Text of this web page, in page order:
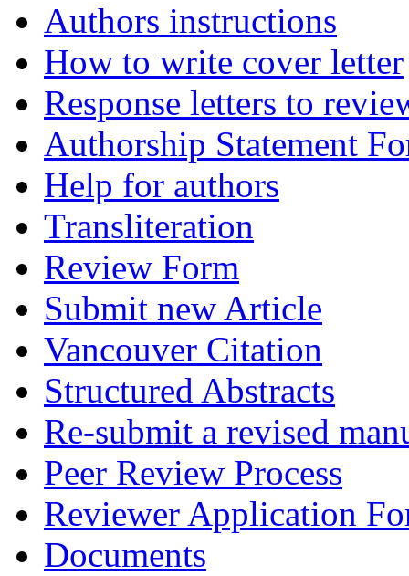
Authors instructions
How to write cover letter
Response letters to
Authorship Statement
Help for authors
Transliteration
Review Form
Submit new Article
Vancouver Citation
Structured Abstracts
Re-submit a revised
Peer Review Process
Reviewer Application
Documents